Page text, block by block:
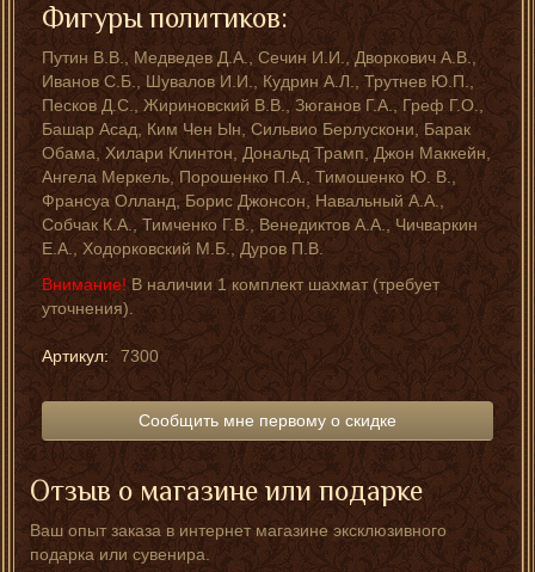
Фигуры политиков:
Путин В.В., Медведев Д.А., Сечин И.И., Дворкович А.В.,
Иванов С.Б., Шувалов И.И., Кудрин А.Л., Трутнев Ю.П.,
Песков Д.С., Жириновский В.В., Зюганов Г.А., Греф Г.О.,
Башар Асад, Ким Чен Ын, Сильвио Берлускони, Барак
Обама, Хилари Клинтон, Дональд Трамп, Джон Маккейн,
Ангела Меркель, Порошенко П.А., Тимошенко Ю. В.,
Франсуа Олланд, Борис Джонсон, Навальный А.А.,
Собчак К.А., Тимченко Г.В., Венедиктов А.А., Чичваркин
Е.А., Ходорковский М.Б., Дуров П.В.
Внимание!В наличии 1 комплект шахмат (требует
уточнения).
Артикул: 7300
Сообщить мне первому о скидке
Отзыв о магазине или подарке
Ваш опыт заказа в интернет магазине эксклюзивного
подарка или сувенира.